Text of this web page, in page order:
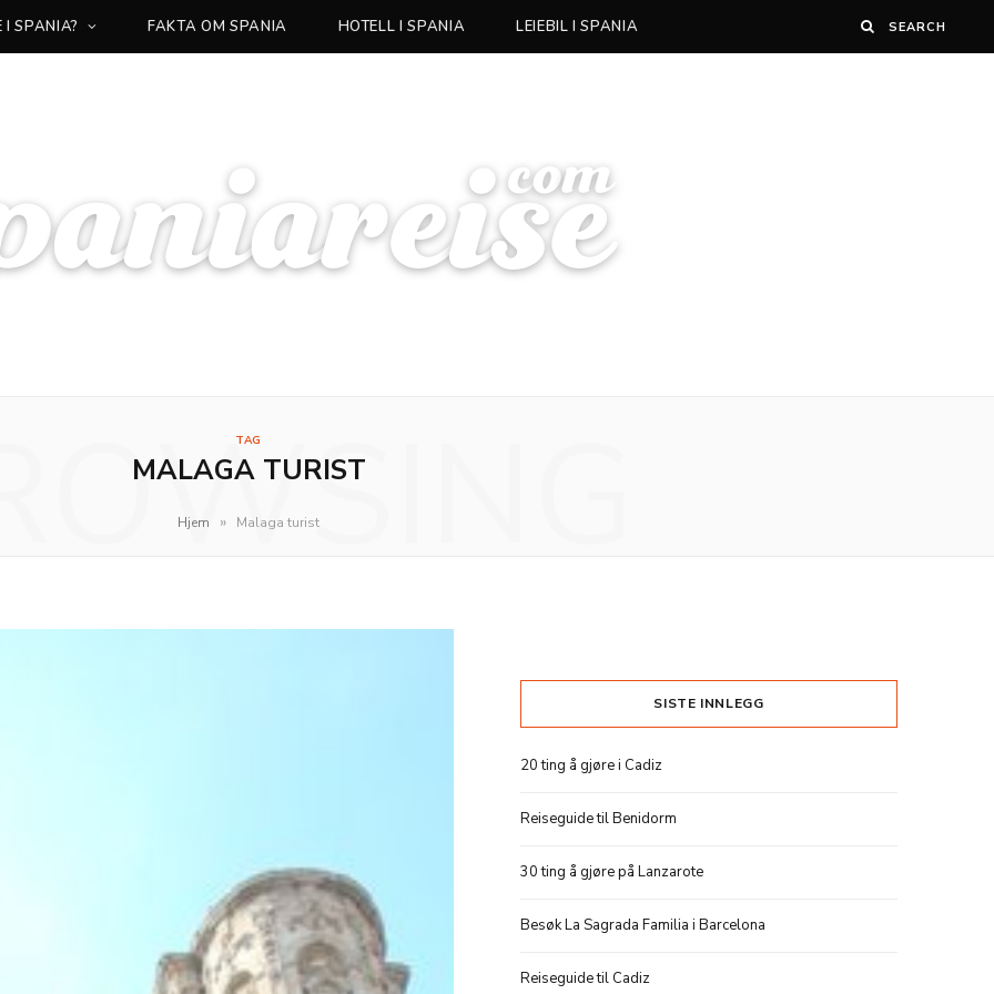
SPANIA? FAKTA OM SPANIA HOTELL I SPANIA LEIEBIL I SPANIA
TAG
MALAGA TURIST
Hjem » Malaga turist
SISTE INNLEGG
20 ting å gjøre i Cadiz
Reiseguide til Benidorm
30 ting å gjøre på Lanzarote
Besøk La Sagrada Familia i Barcelona
Reiseguide til Cadiz